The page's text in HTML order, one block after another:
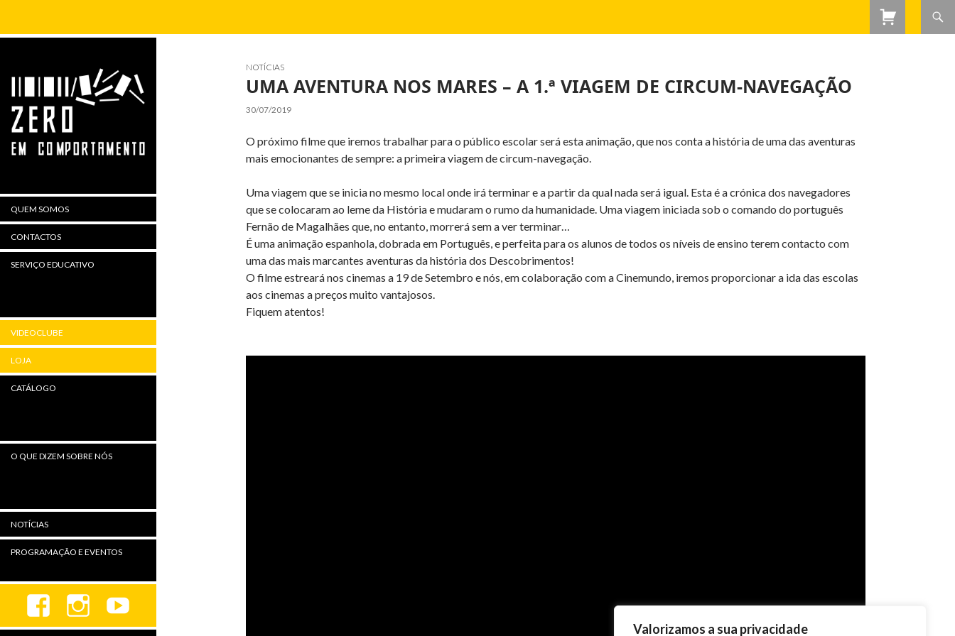
Valorizamos a sua privacidade
NOTÍCIAS
UMA AVENTURA NOS MARES – A 1.ª VIAGEM DE CIRCUM-NAVEGAÇÃO
30/07/2019
O próximo filme que iremos trabalhar para o público escolar será esta animação, que nos conta a história de uma das aventuras
mais emocionantes de sempre: a primeira viagem de circum-navegação.
Uma viagem que se inicia no mesmo local onde irá terminar e a partir da qual nada será igual. Esta é a crónica dos navegadores
que se colocaram ao leme da História e mudaram o rumo da humanidade. Uma viagem iniciada sob o comando do português
Fernão de Magalhães que, no entanto, morrerá sem a ver terminar…
É uma animação espanhola, dobrada em Português, e perfeita para os alunos de todos os níveis de ensino terem contacto com
uma das mais marcantes aventuras da história dos Descobrimentos!
O filme estreará nos cinemas a 19 de Setembro e nós, em colaboração com a Cinemundo, iremos proporcionar a ida das escolas
aos cinemas a preços muito vantajosos.
Fiquem atentos!
QUEM SOMOS
CONTACTOS
SERVIÇO EDUCATIVO
VIDEOCLUBE
LOJA
CATÁLOGO
O QUE DIZEM SOBRE NÓS
NOTÍCIAS
PROGRAMAÇÃO E EVENTOS